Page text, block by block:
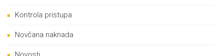
Kontrola pristupa
Novčana naknada